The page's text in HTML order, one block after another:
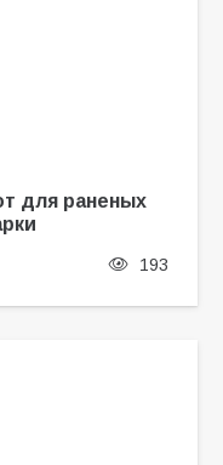
для раненых
193